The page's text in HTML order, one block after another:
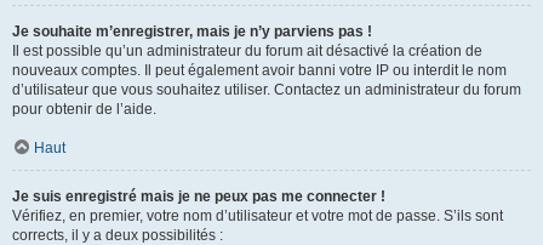
Je souhaite m’enregistrer, mais je n’y parviens pas !
Il est possible qu’un administrateur du forum ait désactivé la création de
nouveaux comptes. Il peut également avoir banni votre IP ou interdit le nom
d’utilisateur que vous souhaitez utiliser. Contactez un administrateur du forum
pour obtenir de l’aide.
Haut
Je suis enregistré mais je ne peux pas me connecter !
Vérifiez, en premier, votre nom d’utilisateur et votre mot de passe. S’ils sont
corrects, il y a deux possibilités :